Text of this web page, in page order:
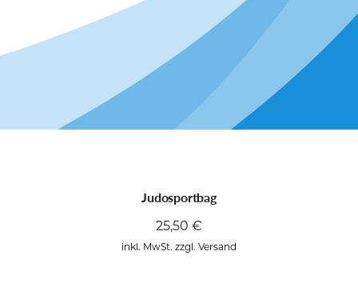
Judosportbag
25,50€
inkl. MwSt. zzgl. Versand